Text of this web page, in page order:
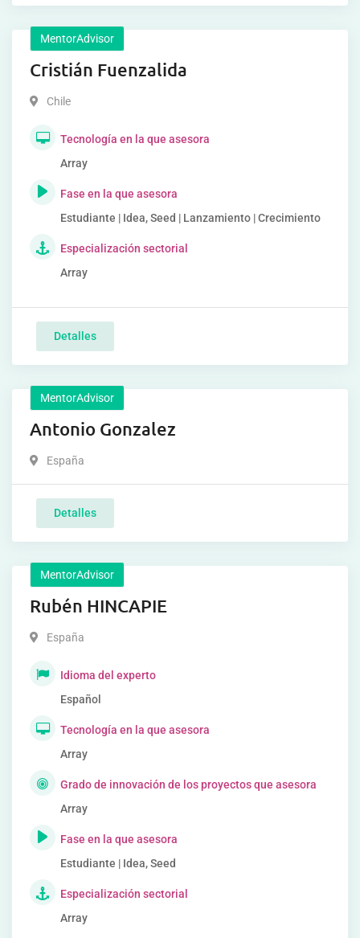
MentorAdvisor
Cristián Fuenzalida
Chile
Tecnología en la que asesora
Array
Fase en la que asesora
Estudiante | Idea, Seed | Lanzamiento | Crecimiento
Especialización sectorial
Array
Detalles
MentorAdvisor
Antonio Gonzalez
España
Detalles
MentorAdvisor
Rubén HINCAPIE
España
Idioma del experto
Español
Tecnología en la que asesora
Array
Grado de innovación de los proyectos que asesora
Array
Fase en la que asesora
Estudiante | Idea, Seed
Especialización sectorial
Array